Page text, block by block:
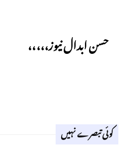
حسن ابدال نیوز،،،،،
کوئی تبصرے نہیں